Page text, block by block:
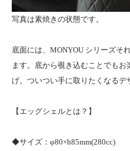
写真は素焼きの状態です。
底面には、MONYOU シリーズそ
ます。底から覗き込むことでも
げ。ついつい手に取りたくなるデ
【 エッグシェルとは？ 】
◆サイズ：φ80×h85mm(280cc)